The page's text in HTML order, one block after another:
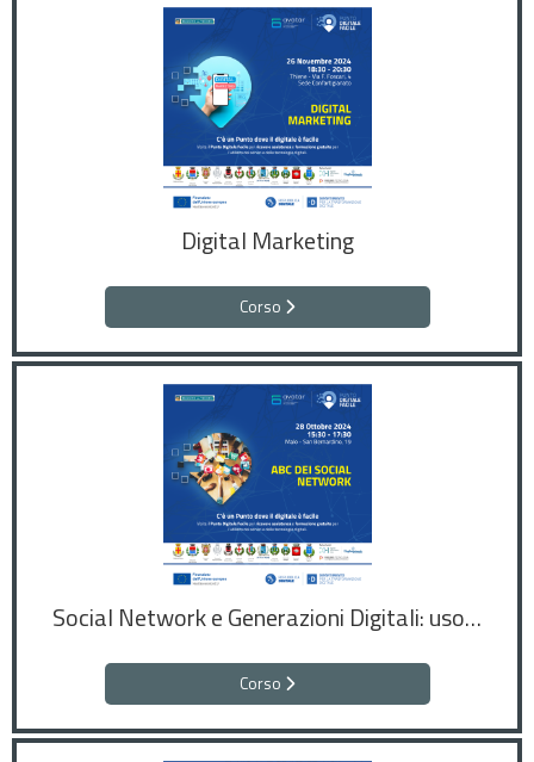
Digital Marketing
Corso
Social Network e Generazioni Digitali: uso consapevole e strumenti pratici
Corso